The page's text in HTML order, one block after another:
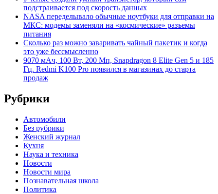
подстраивается под скорость данных
NASA переделывало обычные ноутбуки для отправки на
МКС: модемы заменяли на «космические» разъемы
питания
Сколько раз можно заваривать чайный пакетик и когда
это уже бессмысленно
9070 мАч, 100 Вт, 200 Мп, Snapdragon 8 Elite Gen 5 и 185
Гц. Redmi K100 Pro появился в магазинах до старта
продаж
Рубрики
Автомобили
Без рубрики
Женский журнал
Кухня
Наука и техника
Новости
Новости мира
Познавательная школа
Политика